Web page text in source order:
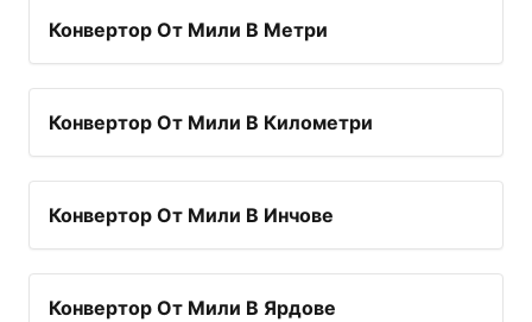
Конвертор От Мили В Метри
Конвертор От Мили В Километри
Конвертор От Мили В Инчове
Конвертор От Мили В Ярдове